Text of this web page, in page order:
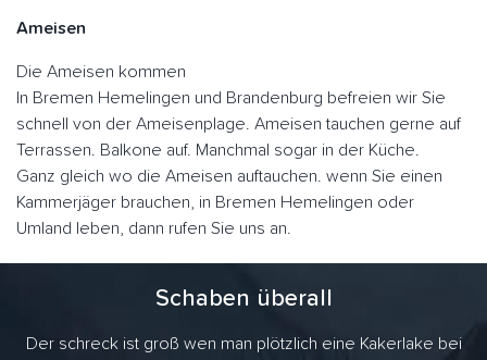
Ameisen
Die Ameisen kommen
In Bremen Hemelingen und Brandenburg befreien wir Sie
schnell von der Ameisenplage. Ameisen tauchen gerne auf
Terrassen. Balkone auf. Manchmal sogar in der Küche.
Ganz gleich wo die Ameisen auftauchen. wenn Sie einen
Kammerjäger brauchen, in Bremen Hemelingen oder
Umland leben, dann rufen Sie uns an.
Schaben überall
Der schreck ist groß wen man plötzlich eine Kakerlake bei